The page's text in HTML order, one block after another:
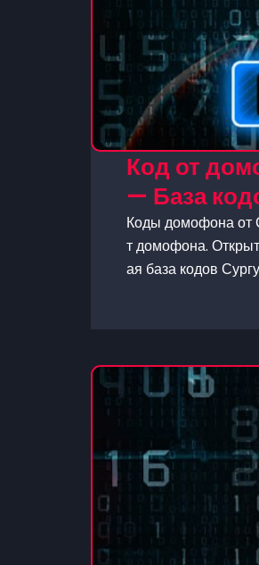
Код от
— База
Коды домофона от
т домофона.
ая база кодов